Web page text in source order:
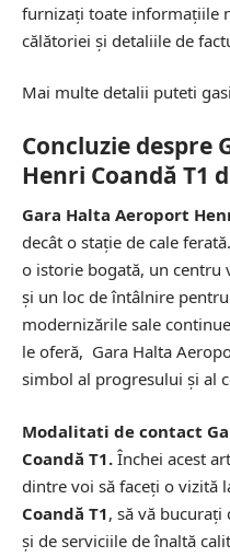
furnizați toate informațiile
călătoriei și detaliile de
Mai multe detalii puteti
Concluzie despre
Henri Coandă T1
Gara Halta Aeroport
decât o stație de cale
o istorie bogată, un
și un loc de întâlnire
modernizările sale
le oferă, Gara Halta
simbol al progresului și al
Modalitati de contact
Coandă T1. Închei acest
dintre voi să faceți o vizită
Coandă T1, să vă
și de serviciile de înaltă